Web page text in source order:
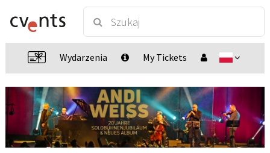
Wydarzenia My Tickets